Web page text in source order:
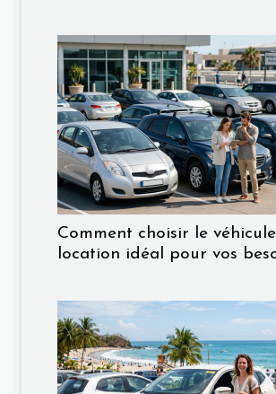
Comment choisir le
location idéal pour vos